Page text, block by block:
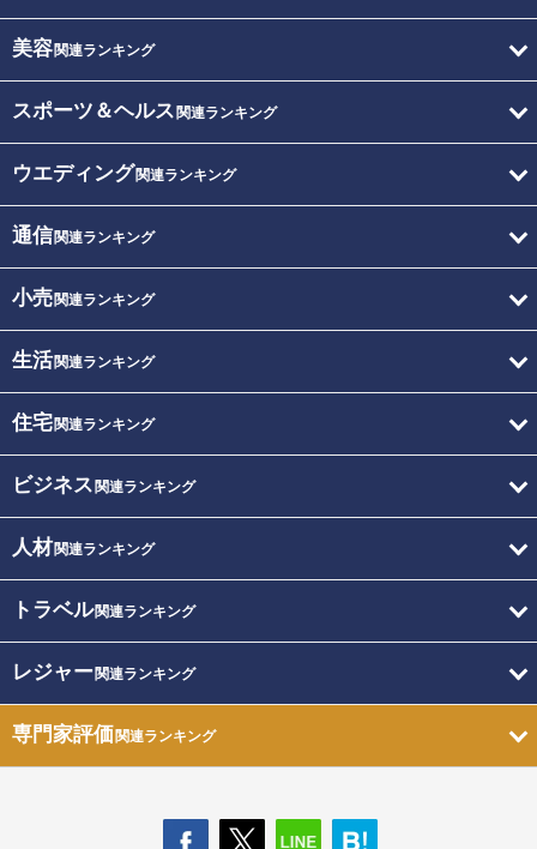
美容関連ランキング
スポーツ＆ヘルス 関連ランキング
ウエディング関連ランキング
通信関連ランキング
小売関連ランキング
生活関連ランキング
住宅関連ランキング
ビジネス 関連ランキング
人材関連ランキング
トラベル関連ランキング
レジャー関連ランキング
専門家評価関連ランキング